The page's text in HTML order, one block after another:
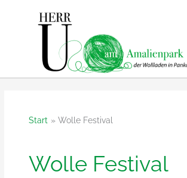
Start Wolle Festival
Wolle Festival